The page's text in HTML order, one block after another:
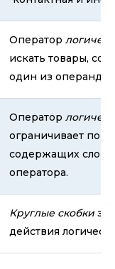
Оператор
искать товары,
один из
Оператор
ограничивает
содержащих
оператора.
Круглые скобки
действия